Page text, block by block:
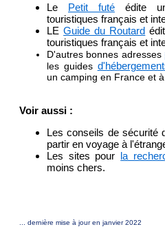
Le Petit futéédite
touristiques français et
LEGuide du Routard
touristiques français et
D'autres bonnes adresses
les guides
un camping en France et
Voir aussi :
Les conseils de sécurité
partir en voyage à
Les sites pour la
moins chers.
... dernière mise à jour en janvier 2022